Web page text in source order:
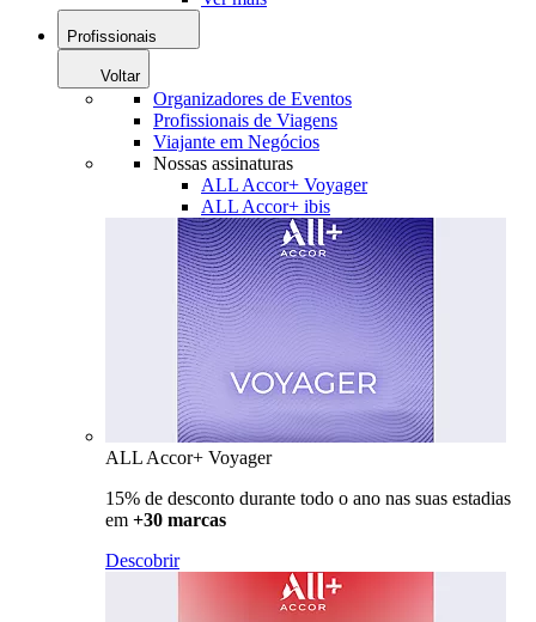
Profissionais
Voltar
Organizadores de Eventos
Profissionais de Viagens
Viajante em Negócios
Nossas assinaturas
ALL Accor+ Voyager
ALL Accor+ ibis
ALL Accor+ Voyager
15% de desconto durante todo o ano nas suas estadias
em +30 marcas
Descobrir